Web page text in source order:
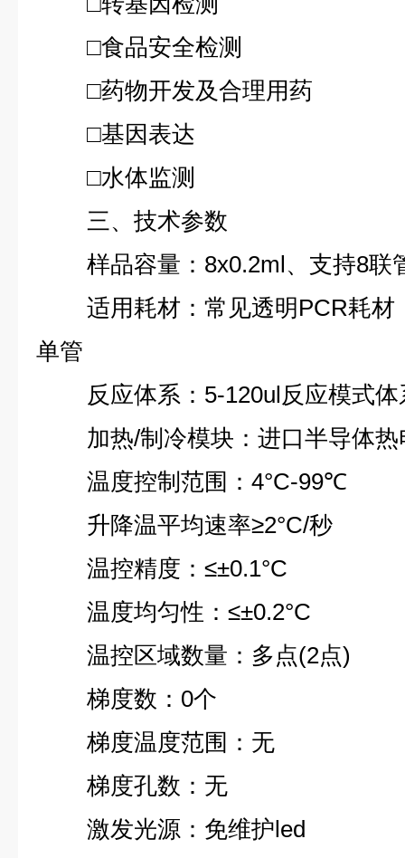
□食品安全检测
□药物开发及合理用药
□基因表达
□水体监测
三、技术参数
样品容量：8x0.2ml、支持8联
适用耗材：常见透明PCR耗材
单管
反应体系：5-120ul反应模式体
加热/制冷模块：进口半导体
温度控制范围：4°C-99℃
升降温平均速率≥2°C/秒
温控精度：≤±0.1°C
温度均匀性：≤±0.2°C
温控区域数量：多点(2点)
梯度数：0个
梯度温度范围：无
梯度孔数：无
激发光源：免维护led